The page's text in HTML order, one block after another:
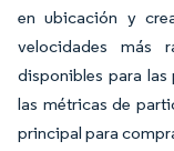
en ubicación y
velocidades más
disponibles para
las métricas de
principal para